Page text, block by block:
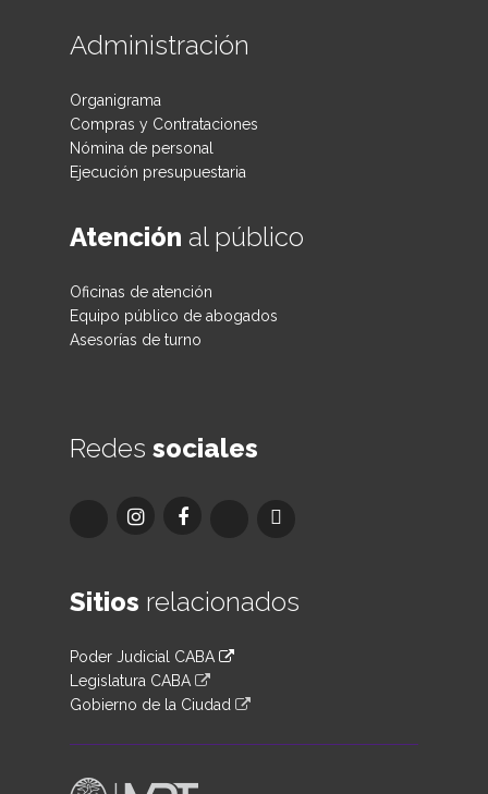
Administración
Organigrama
Compras y Contrataciones
Nómina de personal
Ejecución presupuestaria
Atención al público
Oficinas de atención
Equipo público de abogados
Asesorías de turno
Redes sociales
Sitios relacionados
Poder Judicial CABA
Legislatura CABA
Gobierno de la Ciudad